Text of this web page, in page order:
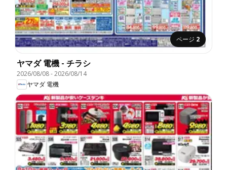
ページ 2
ヤマダ 電機 - チラシ
2026/08/08-2026/08/14
ヤマダ 電機